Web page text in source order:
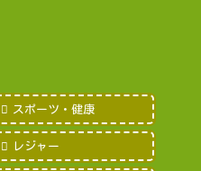
スポーツ・健康
レジャー